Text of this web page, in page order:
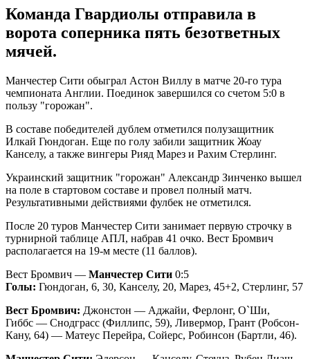
Команда Гвардиолы отправила в
ворота соперника пять безответных
мячей.
Манчестер Сити обыграл Астон Виллу в матче 20-го тура
чемпионата Англии. Поединок завершился со счетом 5:0 в
пользу "горожан".
В составе победителей дублем отметился полузащитник
Илкай Гюндоган. Еще по голу забили защитник Жоау
Канселу, а также вингеры Рияд Марез и Рахим Стерлинг.
Украинский защитник "горожан" Александр Зинченко вышел
на поле в стартовом составе и провел полный матч.
Результативными действиями фулбек не отметился.
После 20 туров Манчестер Сити занимает первую строчку в
турнирной таблице АПЛ, набрав 41 очко. Вест Бромвич
располагается на 19-м месте (11 баллов).
Вест Бромвич — Манчестер Сити 0:5
Голы: Гюндоган, 6, 30, Канселу, 20, Марез, 45+2, Стерлинг, 57
Вест Бромвич: Джонстон — Аджайи, Ферлонг, О`Ши,
Гиббс — Снодграсс (Филлипс, 59), Ливермор, Грант (Робсон-
Кану, 64) — Матеус Перейра, Сойерс, Робинсон (Бартли, 46).